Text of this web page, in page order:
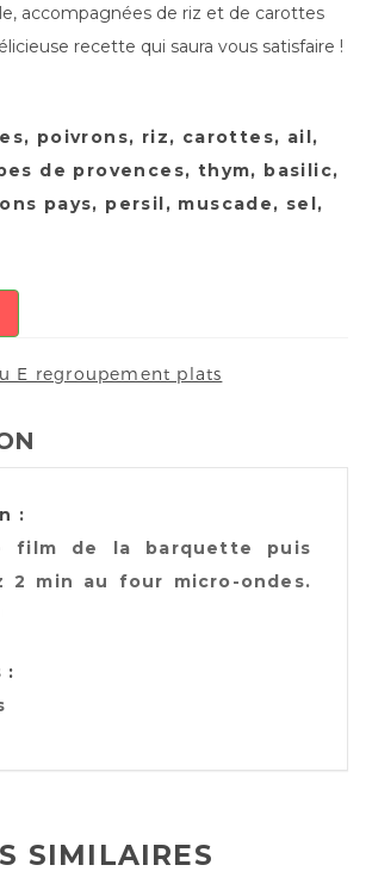
accompagnées de riz et de carottes
recette qui saura vous satisfaire !
poivrons, riz, carottes, ail,
de provences, thym, basilic,
pays, persil, muscade, sel,
E regroupement plats
:
film de la barquette puis
2 min au four micro-ondes.
:
SIMILAIRES